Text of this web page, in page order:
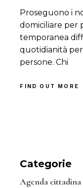
Proseguono i
domiciliare per
temporanea
quotidianità
persone. Chi
FIND OUT MORE
Categorie
Agenda cittadina